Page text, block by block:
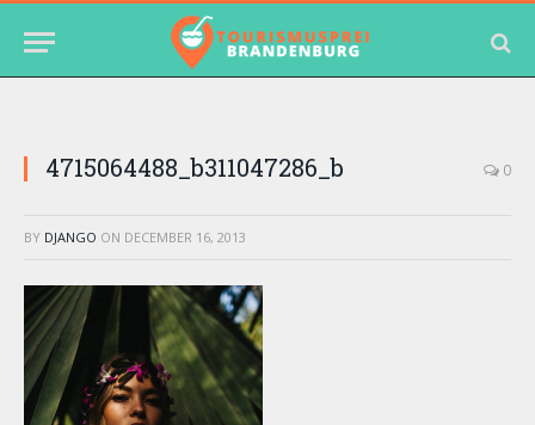
4715064488_b311047286_b 0
BY DJANGO ON DECEMBER 16, 2013